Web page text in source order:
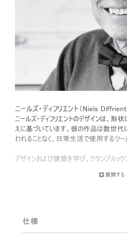
ニールズ・ディフリエント（Niels Diffrient
ニールズ・ディフリエントのデザインは、形
えに基づいています。彼の作品は数世代
われることなく、日常生活で使用するツー
デザインおよび建築を学び、クランブルッ
ーに関する知識を、機能性が高く、時代
ヘンリー・ドレイファス（Henry Dreyfuss）
展開する
仕様